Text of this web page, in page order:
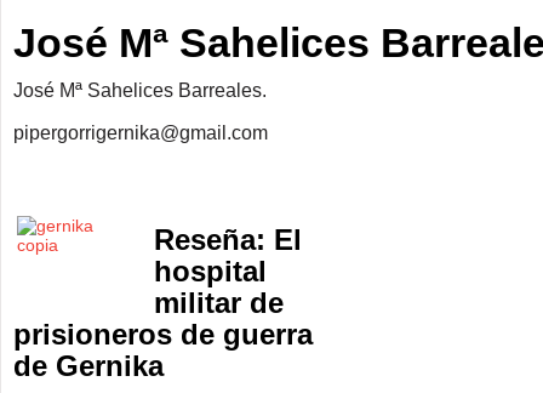
José Mª Sahelices
José Mª Sahelices Barreales.
pipergorrigernika@gmail.com
Reseña: El
hospital
militar de
prisioneros de guerra
de Gernika